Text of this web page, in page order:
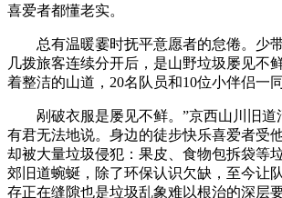
喜爱者都懂老实。
总有温暖霎时抚平意愿者的怠倦。少带
几拨旅客连续分开后，是山野垃圾屡见不
着整洁的山道，20名队员和10位小伴侣一
剐破衣服是屡见不鲜。”京西山川旧道
有君无法地说。身边的徒步快乐喜爱者受
却被大量垃圾侵犯：果皮、食物包拆袋等
郊旧道蜿蜒，除了环保认识欠缺，至今让
存正在缝隙也是垃圾乱象难以根治的深层